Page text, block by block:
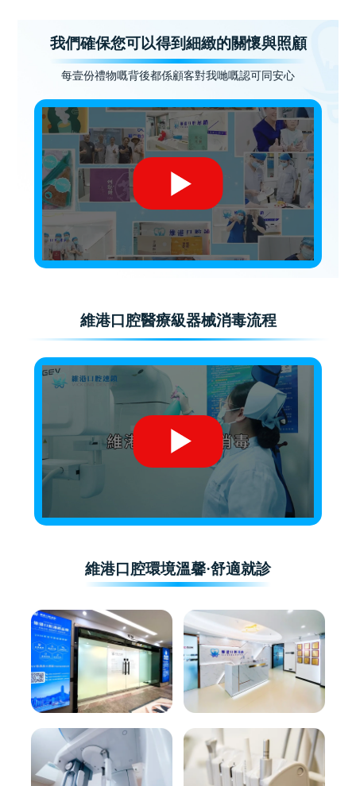
我們確保您可以得到細緻的關懷與照顧
每壹份禮物嘅背後都係顧客對我哋嘅認可同安心
維港口腔醫療級器械消毒流程
維港口腔環境溫馨·舒適就診